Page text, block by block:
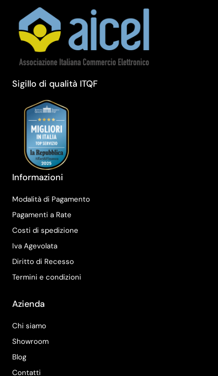
Sigillo di qualità ITQF
Informazioni
Modalità di Pagamento
Pagamenti a Rate
Costi di spedizione
Iva Agevolata
Diritto di Recesso
Termini e condizioni
Azienda
Chi siamo
Showroom
Blog
Contatti